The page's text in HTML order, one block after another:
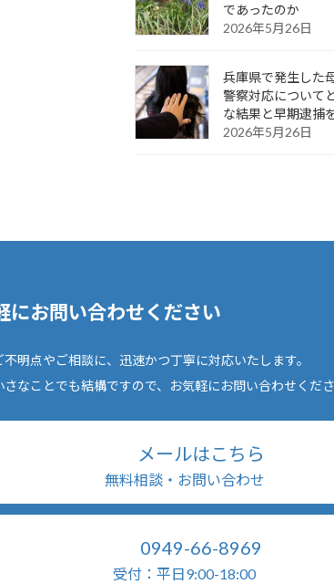
であったのか
2026年5月26日
兵庫県で発生した
警察対応について
な結果と早期逮捕
2026年5月26日
にお問い合わせください
明点やご相談に、迅速かつ丁寧に対応いたします。
さなことでも結構ですので、お気軽にお問い合わせくださ
メールはこちら
無料相談・お問い合わせ
0949-66-8969
受付：平日9:00-18:00